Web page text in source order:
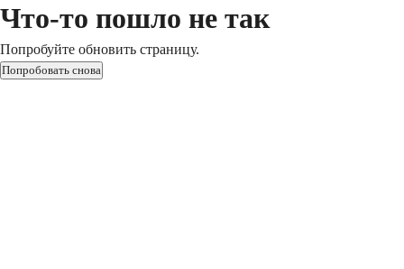
Что-то пошло не так
Попробуйте обновить страницу.
Попробовать снова